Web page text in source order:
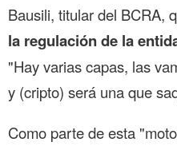
Bausili, titular del BCRA,
la regulación de la
"Hay varias capas, las
y (cripto) será una que
Como parte de esta